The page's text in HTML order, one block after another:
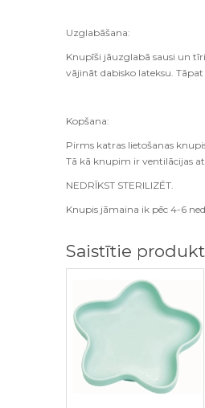
Uzglabāšana:
Knupīši jāuzglabā sausi un
vājināt dabisko lateksu.
Kopšana:
Pirms katras lietošanas
Tā kā knupim ir ventilācijas
NEDRĪKST STERILIZĒT.
Knupis jāmaina ik pēc 4-6
Saistītie